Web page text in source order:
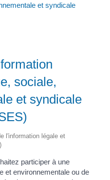
et syndicale
sociale,
et syndicale
l'information légale et
participer à une
et environnementale ou de